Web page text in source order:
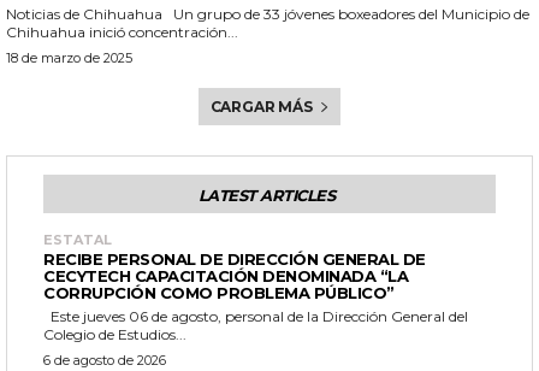
Noticias de Chihuahua Un grupo de 33 jóvenes boxeadores del Municipio de
Chihuahua inició concentración...
18 de marzo de 2025
CARGAR MÁS
LATEST ARTICLES
ESTATAL
RECIBE PERSONAL DE DIRECCIÓN GENERAL DE
CECYTECH CAPACITACIÓN DENOMINADA “LA
CORRUPCIÓN COMO PROBLEMA PÚBLICO”
Colegio de Estudios...
6 de agosto de 2026